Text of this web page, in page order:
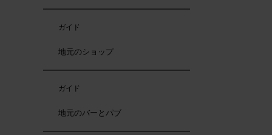
ガイド
地元のショップ
ガイド
地元のバーとパブ